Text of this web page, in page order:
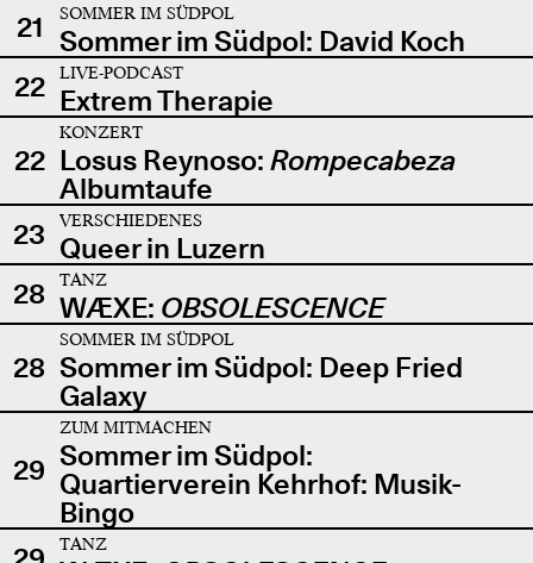
21
SOMMER IM SÜDPOL
Sommer im Südpol: David Koch
22
LIVE-PODCAST
Extrem Therapie
22
KONZERT
Losus Reynoso: Rompecabeza
Albumtaufe
23
VERSCHIEDENES
Queer in Luzern
28
TANZ
WÆXE: OBSOLESCENCE
28
SOMMER IM SÜDPOL
Sommer im Südpol: Deep Fried
Galaxy
29
ZUM MITMACHEN
Sommer im Südpol:
Quartierverein Kehrhof: Musik-
Bingo
TANZ